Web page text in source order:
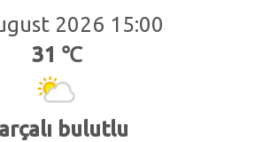
2026 15:00
31 ℃
bulutlu